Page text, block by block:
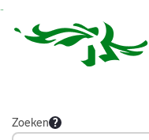
Zoeken